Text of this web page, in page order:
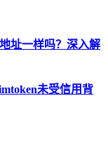
址一样吗？深入解
未受信用背